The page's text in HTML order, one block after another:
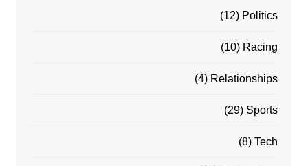
Politics
(12)
Racing
(10)
Relationships
(4)
Sports
(29)
Tech
(8)